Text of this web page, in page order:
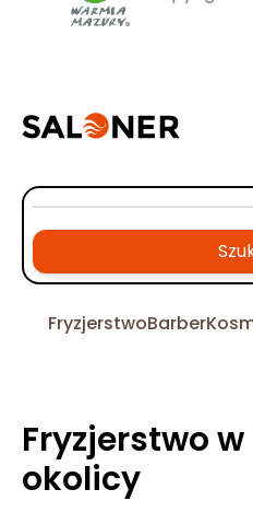
FryzjerstwoBarber
Fryzjerstwo
okolicy